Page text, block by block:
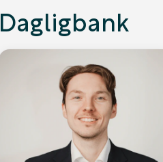
Dagligbank